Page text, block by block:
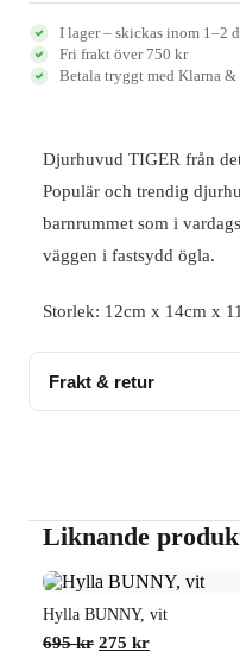
I lager – skickas inom 1–2
Fri frakt över 750 kr
Betala tryggt med Klarna &
Djurhuvud TIGER från
Populär och trendig
barnrummet som i
väggen i fastsydd ögla.
Storlek: 12cm x 14cm x
Frakt & retur
Liknande
Hylla BUNNY, vit
695kr Det
275 krDet